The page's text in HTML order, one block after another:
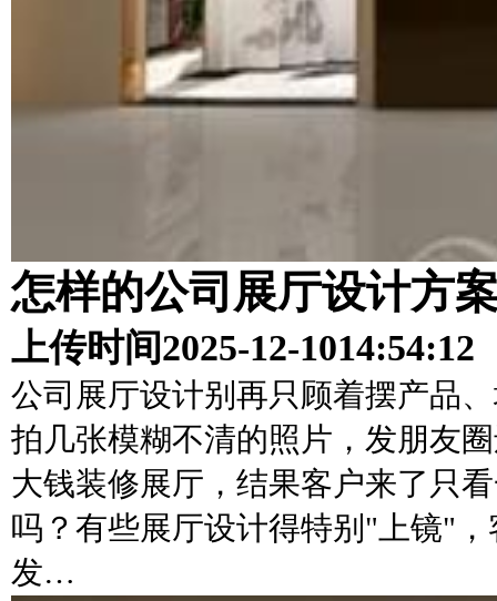
怎样的公司展厅设计方
上传时间2025-12-1014:54:12
公司展厅设计别再只顾着摆产品
拍几张模糊不清的照片，发朋友
大钱装修展厅，结果客户来了只
吗？有些展厅设计得特别"上镜"
发…